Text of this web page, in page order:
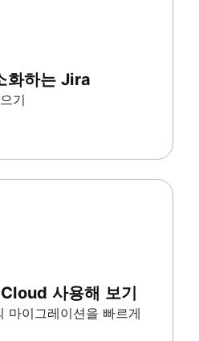
화하는 Jira
기
사용해 보기
마이그레이션을 빠르게